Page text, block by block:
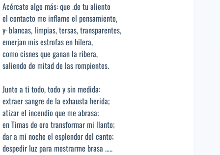
Acércate algo más: que .de tu aliento
el contacto me inflame el pensamiento,
y· blancas, limpias, tersas, transparentes,
emerjan mis estrofas en hilera,
como cisnes que ganan la ribera,
saliendo de mitad de las rompientes.
Junto a ti todo, todo y sin medida:
extraer sangre de la exhausta herida;
atizar el incendio que me abrasa;
en Timas de oro transformar mi llanto;
dar a mi noche el esplendor del canto;
despedir luz para mostrarme brasa …..